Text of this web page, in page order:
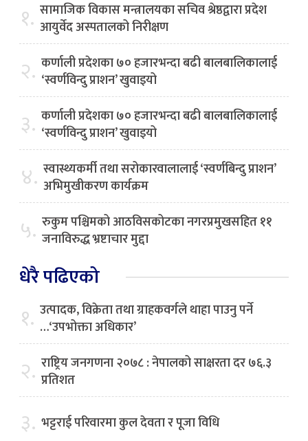
१. सामाजिक विकास मन्त्रालयका सचिव श्रेष्ठद्वारा प्रदेश
आयुर्वेद अस्पतालको निरीक्षण
२. कर्णाली प्रदेशका ७० हजारभन्दा बढी बालबालिकालाई
‘स्वर्णविन्दु प्राशन’ खुवाइयो
३. कर्णाली प्रदेशका ७० हजारभन्दा बढी बालबालिकालाई
‘स्वर्णविन्दु प्राशन’ खुवाइयो
४. स्वास्थ्यकर्मी तथा सरोकारवालालाई ‘स्वर्णबिन्दु प्राशन’
अभिमुखीकरण कार्यक्रम
५. रुकुम पश्चिमको आठविसकोटका नगरप्रमुखसहित ११
जनाविरुद्ध भ्रष्टाचार मुद्दा
धेरै पढिएको
१. उत्पादक, विक्रेता तथा ग्राहकवर्गले थाहा पाउनु पर्ने
…‘उपभोक्ता अधिकार’
२. राष्ट्रिय जनगणना २०७८ : नेपालको साक्षरता दर ७६.३
प्रतिशत
३. भट्टराई परिवारमा कुल देवता र पूजा विधि